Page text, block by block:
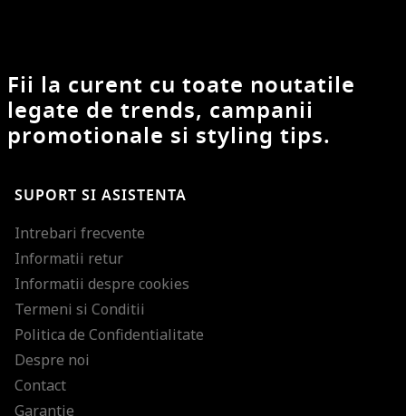
Fii la curent cu toate noutatile
legate de trends, campanii
promotionale si styling tips.
SUPORT SI ASISTENTA
Intrebari frecvente
Informatii retur
Informatii despre cookies
Termeni si Conditii
Politica de Confidentialitate
Despre noi
Contact
Garantie